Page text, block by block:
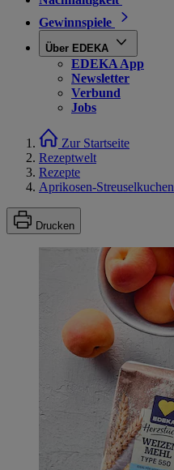
Gewinnspiele
Über EDEKA
EDEKA App
Newsletter
Verbund
Jobs
Zur Startseite
Rezeptwelt
Rezepte
Aprikosen-Streuselkuchen
Drucken